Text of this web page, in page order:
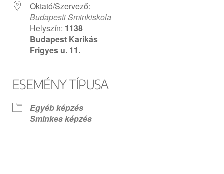
Oktató/Szervező:
Budapesti Sminkiskola
Helyszín: 1138
Budapest Karikás
Frigyes u. 11.
ESEMÉNY TÍPUSA
Egyéb képzés
Sminkes képzés